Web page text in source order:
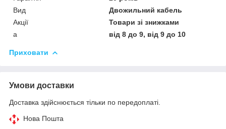
Вид
Двожильний кабель
Акції
Товари зі знижками
а
від 8 до 9, від 9 до 10
Приховати
Умови доставки
Доставка здійснюється тільки по передоплаті.
Нова Пошта